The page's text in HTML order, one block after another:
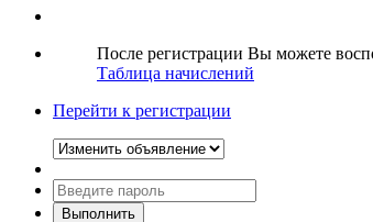
После регистрации Вы можете
Таблица начислений
Перейти к регистрации